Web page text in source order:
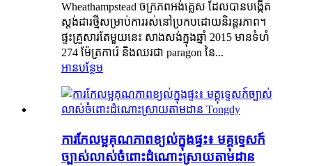
Wheathampstead ចក្រភពអង់គ្លេស ដែលបានបង្កើត
ស្តង់ដារថ្មីសម្រាប់ការរស់នៅប្រកបដោយនិរន្តរភាព។
ផ្ទះគ្រួសារតែមួយនេះ សាងសង់ក្នុងឆ្នាំ 2015 មានទំហំ
274 ម៉ែត្រការ៉េ និងឈរជា paragon នៃ...
អានបន្ថែម
ការកែលម្អគុណភាពខ្យល់ក្នុងផ្ទះ៖ មគ្គុទ្ទេសក៍
ច្បាស់លាស់ចំពោះដំណោះស្រាយតាមដាន